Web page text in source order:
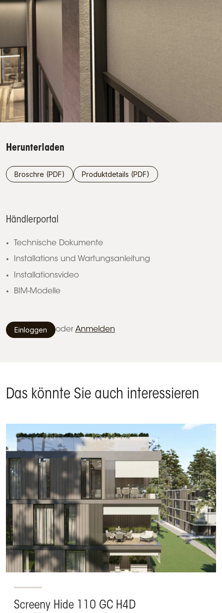
Herunterladen
Broschre (PDF) Produktdetails (PDF)
Händlerportal
Technische Dokumente
Installations und Wartungsanleitung
Installationsvideo
BIM-Modelle
Einloggen oder Anmelden
Das könnte Sie auch interessieren
Screeny Hide 110 GC H4D